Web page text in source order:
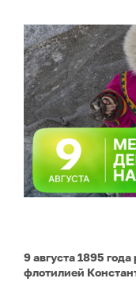
9 августа 1895
флотилией